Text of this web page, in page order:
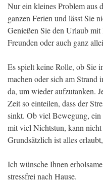
Nur ein kleines Problem aus
ganzen Ferien und lässt Sie
Genießen Sie den Urlaub
Freunden oder auch ganz
Es spielt keine Rolle, ob Sie
machen oder sich am Strand
da, um wieder aufzutanken.
Zeit so einteilen, dass der
sinkt. Ob viel Bewegung,
mit viel Nichtstun, kann nicht
Grundsätzlich ist alles
Ich wünsche Ihnen
stressfrei nach Hause.